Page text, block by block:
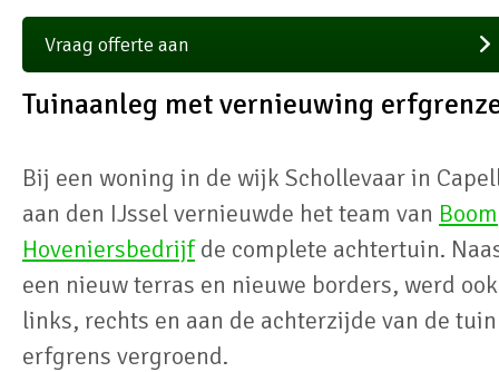
Vraag offerte aan
Tuinaanleg met vernieuwing
Bij een woning in de wijk Schollevaar in
aan den IJssel vernieuwde het team van Boom
Hoveniersbedrijfde complete achtertuin.
een nieuw terras en nieuwe borders, werd ook
links, rechts en aan de achterzijde van de
erfgrens vergroend.